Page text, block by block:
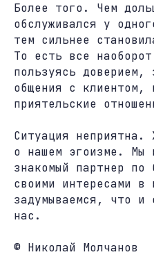
Более того. Чем
обслуживался у
тем сильнее
То есть все
пользуясь доверием,
общения с клиентом,
приятельские
Ситуация неприятна.
о нашем эгоизме. Мы
знакомый партнер по
своими интересами
задумываемся, что
нас.
© Николай Молчанов